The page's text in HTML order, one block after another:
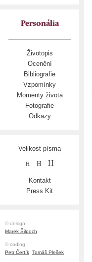
Personália
Životopis
Ocenění
Bibliografie
Vzpomínky
Momenty života
Fotografie
Odkazy
Velikost písma
H H H
Kontakt
Press Kit
© design
Marek Šilpoch
© coding
Petr Čertík, Tomáš Plešek